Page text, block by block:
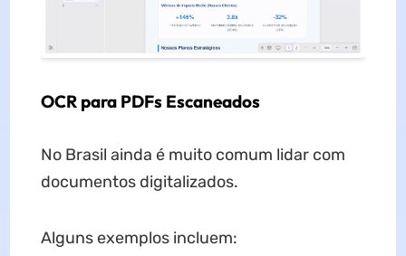
OCR para PDFs Escaneados
No Brasil ainda é muito comum lidar com
documentos digitalizados.
Alguns exemplos incluem: